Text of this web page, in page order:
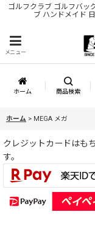
ゴルフクラブ ゴルフバッ
ブ ハンドメイド
メニュー
ホーム 商品検索
ホーム > MEGA メガ
クレジットカードはも
す。